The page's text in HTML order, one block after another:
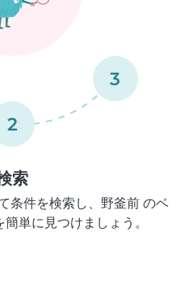
2
3
索
条件を検索し、野釜前 のベ
単に見つけましょう。